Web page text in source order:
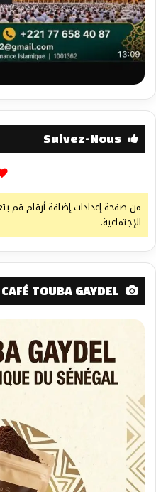
Suivez-Nous
من صفحة إعدادات إضافة أرقام قم
الإجتماعية.
CAFÉ TOUBA GAYDEL